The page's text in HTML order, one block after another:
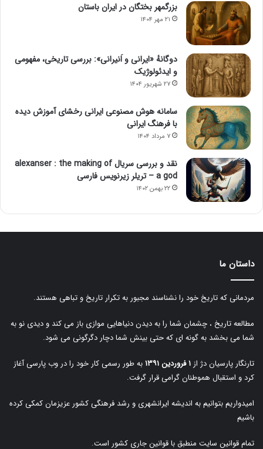
بزرگمهر بختگان در ایران باستان
۲۱ مهر ۱۴۰۴
دوگانهٔ «ایرانی و اَنیرانی»: بررسی تاریخی، مفهومی
و ایدئولوژیک
۲۷ شهریور ۱۴۰۴
سامانه هوش مصنوعی ایرانی رخشای آموزش دیده
با فرهنگ ایرانی
۷ مرداد ۱۴۰۴
نقد و بررسی سریال alexanser : the making of
a god – تریلر زیرنویس فارسی
۲۲ بهمن ۱۴۰۲
داستان ما
مردمانی که تاریخ خود را نشناسند مجبور به تکرار تاریخ و تباهی هستند.
مطالعه تاریخ ، چشمان شما را به دیدن دنیاهایی موازی باز می کند و دیدی نو به
شما می بخشد به گونه ای که حتی بینش شما دچار دگرگونی می شود.
تارنگار پارسیان دژ از ۱ فروردین ۱۳۹۱
به طور رسمی کار خود را در وب پارسی آغاز
کرد و استقبال هموطنان گرامی قرار گرفت.
امیدواریم بتوانیم به اندیشه ایرانشهری و رشد فرهنگی کشور عزیزمان کمکی کرده
باشیم
تمام قوانین سایت منطبق با قوانین جاری کشور است.